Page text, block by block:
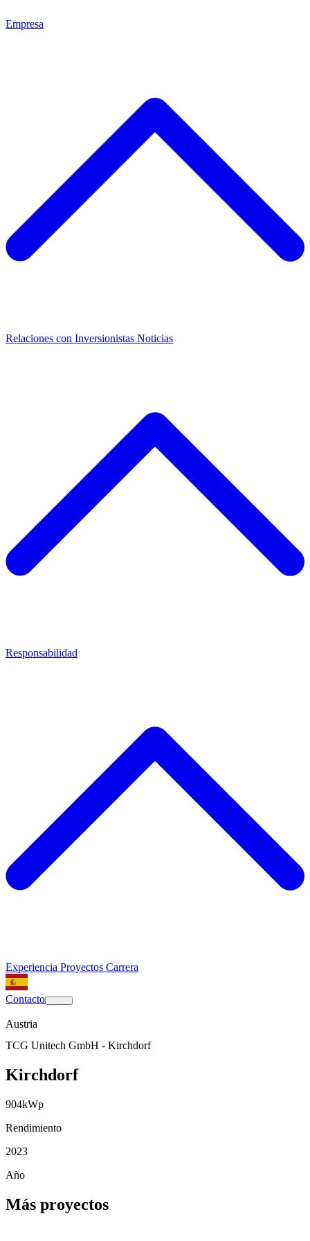
Empresa
Relaciones con Inversionistas Noticias
Responsabilidad
Experiencia Proyectos Carrera
Contacto
Austria
TCG Unitech GmbH - Kirchdorf
Kirchdorf
904kWp
Rendimiento
2023
Año
Más proyectos